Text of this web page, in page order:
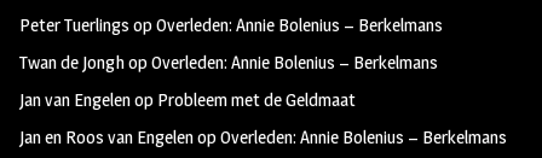
Peter Tuerlings opOverleden: Annie Bolenius – Berkelmans
Twan de JonghopOverleden: Annie Bolenius – Berkelmans
Jan van Engelenop Probleem met de Geldmaat
Jan en Roos van EngelenopOverleden: Annie Bolenius – Berkelmans